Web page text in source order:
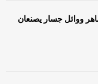
ووائل جسار يصنعان